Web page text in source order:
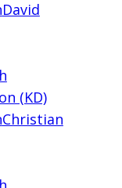
David
(KD)
Christian